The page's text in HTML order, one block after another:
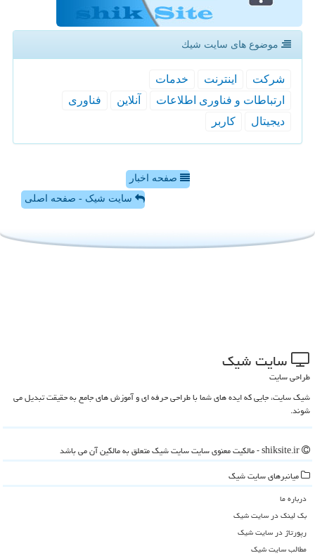
موضوع های سایت شیك
شركت اینترنت
خدمات
ارتباطات و فناوری اطلاعات
آنلاین
فناوری
دیجیتال
كاربر
صفحه اخبار
سایت شیک - صفحه اصلی
سایت شیك
طراحی سایت
شیک سایت، جایی که ایده های شما با طراحی حرفه ای و آموزش های جامع به حقیقت تبدیل می
شوند.
میانبرهای سایت شیك
درباره ما
بک لینک در سایت شیك
رپورتاژ در سایت شیك
مطالب سایت شیك